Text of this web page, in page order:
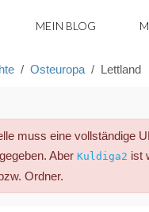
MEIN BLOG
Osteuropa Lettland
muss eine vollständige
Aber Kuldiga2 ist
Ordner.